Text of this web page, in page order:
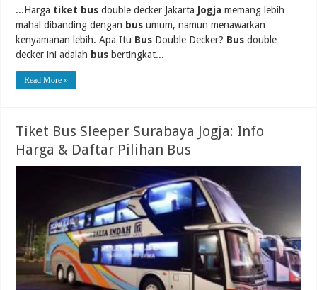
...Harga tiket bus double decker Jakarta Jogja memang lebih
mahal dibanding dengan bus umum, namun menawarkan
kenyamanan lebih. Apa Itu Bus Double Decker? Bus double
decker ini adalah bus bertingkat...
Read More »
Tiket Bus Sleeper Surabaya Jogja: Info
Harga & Daftar Pilihan Bus